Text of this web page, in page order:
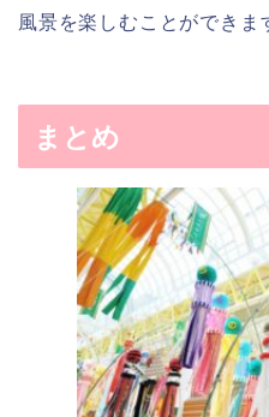
風景を楽しむことができま
まとめ